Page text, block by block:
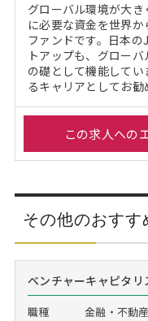
グローバル環境が大
に必要な資金を世界
ファンドです。日本
トアップも、グロー
の礎として機能して
るキャリアとしてお勧
この求人への
その他のおすす
ベンチャーキャピタリ
職種 金融・不動